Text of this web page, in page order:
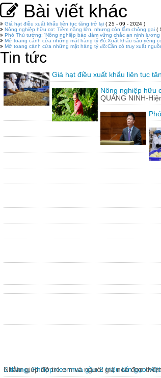
Bài viết khác
Giá hạt điều xuất khẩu liên tục tăng trở lại ( 25 - 09 - 2024 )
Nông nghiệp hữu cơ: Tiềm năng lớn, nhưng còn lắm chông gai (
Phó Thủ tướng: 'Nông nghiệp bảo đảm vững chắc an ninh
Mở toang cánh cửa những mặt hàng tỷ đô:Xuất khẩu sầu riêng
Mở toang cánh cửa những mặt hàng tỷ đô:Cần có truy xuất
Tin tức
Giá hạt điều xuất khẩu liên tục
Nông nghiệp hữu
QUẢNG NINH-
6 tháng, Philippines mua gần 2 triệu tấn gạo
Nhằm giúp đỡ trẻ em và người già neo đơn